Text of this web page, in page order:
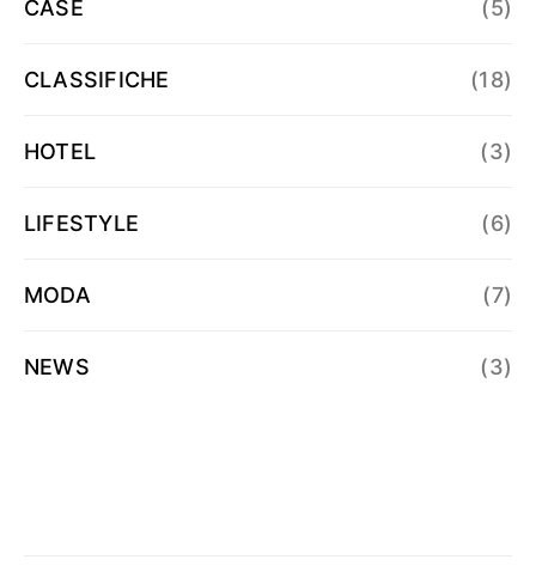
CASE (5)
CLASSIFICHE (18)
HOTEL (3)
LIFESTYLE (6)
MODA (7)
NEWS (3)